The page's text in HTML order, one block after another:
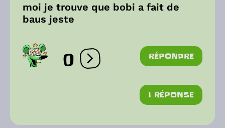
moi je trouve que bobi a fait de
baus jeste
0 Ouvrir les réactions
RÉPONDRE
1 RÉPONSE